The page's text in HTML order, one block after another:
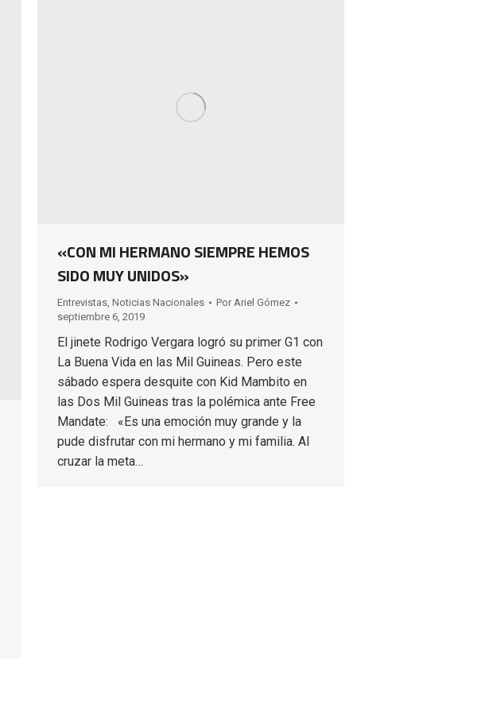
«CON MI HERMANO SIEMPRE HEMOS
SIDO MUY UNIDOS»
Entrevistas Noticias Nacionales Por Ariel Gómez
septiembre 6, 2019
El jinete Rodrigo Vergara logró su primer G1 con
La Buena Vida en las Mil Guineas. Pero este
sábado espera desquite con Kid Mambito en
las Dos Mil Guineas tras la polémica ante Free
Mandate: «Es una emoción muy grande y la
pude disfrutar con mi hermano y mi familia. Al
cruzar la meta…